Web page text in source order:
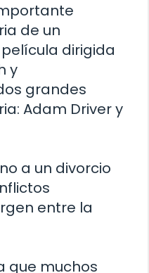
de un
dirigida
y
grandes
Adam Driver y
a un divorcio
entre la
que muchos